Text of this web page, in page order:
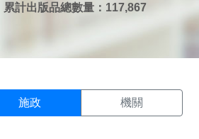
累計出版品總數量：117,867
施政 機關